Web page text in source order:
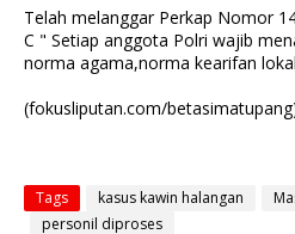
Telah melanggar Perkap Nomor
C " Setiap anggota Polri wajib
norma agama,norma kearifan
(fokusliputan.com/
Tags kasus kawin halangan
personil diproses